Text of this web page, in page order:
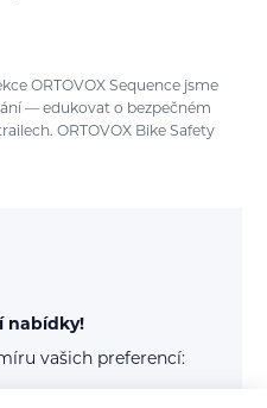
ORTOVOX Sequence jsme
— edukovat o bezpečném
ORTOVOX Bike Safety
nabídky!
vašich preferencí: